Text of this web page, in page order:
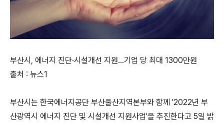
부산시, 에너지 진단·시설개선 지원…기업 당 최대 1300만원
출처 : 뉴스1
부산시는 한국에너지공단 부산울산지역본부와 함께 '2022년 부
산광역시 에너지 진단 및 시설개선 지원사업'을 추진한다고 5일 밝